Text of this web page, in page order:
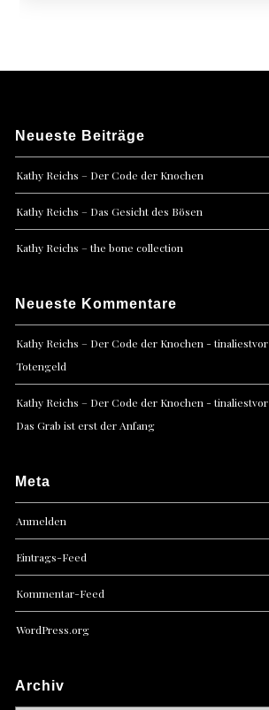
Neueste Beiträge
Kathy Reichs – Der Code der Knochen
Kathy Reichs – Das Gesicht des Bösen
Kathy Reichs – the bone collection
Neueste Kommentare
Kathy Reichs – Der Code der Knochen - tinaliestvor
Totengeld
Kathy Reichs – Der Code der Knochen - tinaliestvor
Das Grab ist erst der Anfang
Meta
Anmelden
Eintrags-Feed
Kommentar-Feed
WordPress.org
Archiv